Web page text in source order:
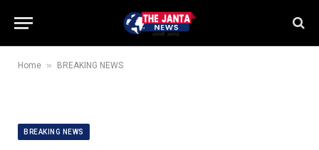
Home » BREAKING NEWS
BREAKING NEWS